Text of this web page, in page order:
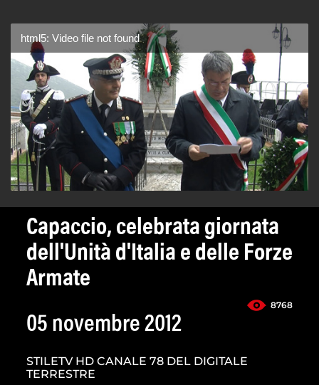
html5: Video file not found
Capaccio, celebrata giornata
dell'Unità d'Italia e delle Forze
Armate
8768
05 novembre 2012
STILETV HD CANALE 78 DEL DIGITALE
TERRESTRE